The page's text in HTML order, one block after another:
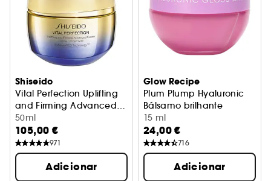
Shiseido
Vital Perfection Uplifting
and Firming Advanced
Cream
creme anti-idade
50ml
105,00 €
971
Adicionar
Glow Recipe
Plum Plump Hyaluronic
Bálsamo brilhante
15 ml
24,00 €
716
Adicionar